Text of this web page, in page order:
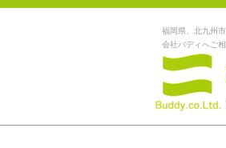
福岡県、北九州
会社バディへご相